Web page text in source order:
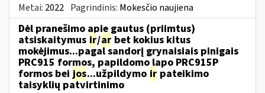
Metai: 2022 Pagrindinis: Mokesčio naujiena
Dėl pranešimo apie gautus (priimtus)
atsiskaitymus ir/ar bet kokius kitus
mokėjimus...pagal sandorį grynaisiais pinigais
PRC915 formos, papildomo lapo PRC915P
formos bei jos...užpildymo ir pateikimo
taisyklių patvirtinimo